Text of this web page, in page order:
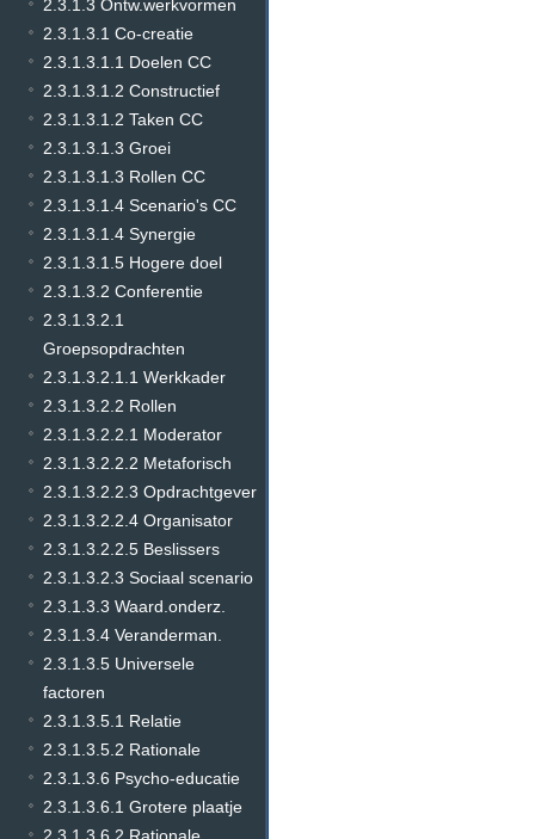
2.3.1.3 Ontw.werkvormen
2.3.1.3.1 Co-creatie
2.3.1.3.1.1 Doelen CC
2.3.1.3.1.2 Constructief
2.3.1.3.1.2 Taken CC
2.3.1.3.1.3 Groei
2.3.1.3.1.3 Rollen CC
2.3.1.3.1.4 Scenario's CC
2.3.1.3.1.4 Synergie
2.3.1.3.1.5 Hogere doel
2.3.1.3.2 Conferentie
2.3.1.3.2.1
Groepsopdrachten
2.3.1.3.2.1.1 Werkkader
2.3.1.3.2.2 Rollen
2.3.1.3.2.2.1 Moderator
2.3.1.3.2.2.2 Metaforisch
2.3.1.3.2.2.3 Opdrachtgever
2.3.1.3.2.2.4 Organisator
2.3.1.3.2.2.5 Beslissers
2.3.1.3.2.3 Sociaal scenario
2.3.1.3.3 Waard.onderz.
2.3.1.3.4 Veranderman.
2.3.1.3.5 Universele
factoren
2.3.1.3.5.1 Relatie
2.3.1.3.5.2 Rationale
2.3.1.3.6 Psycho-educatie
2.3.1.3.6.1 Grotere plaatje